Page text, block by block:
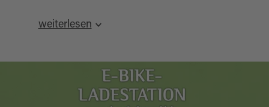
Quelle:destination.one
weiterlesen